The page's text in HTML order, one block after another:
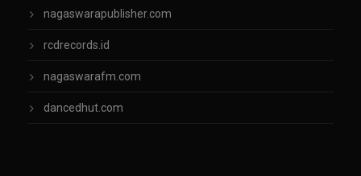
nagaswarapublisher.com
rcdrecords.id
nagaswarafm.com
dancedhut.com